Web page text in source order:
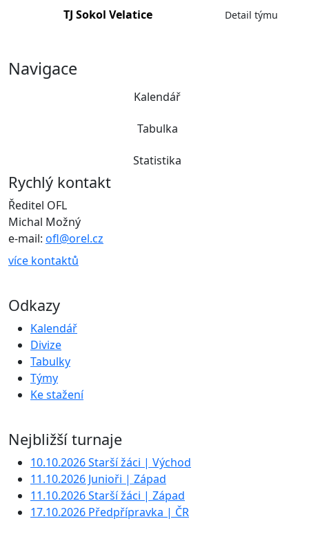
TJ Sokol Velatice Detail týmu
Navigace
Kalendář
Tabulka
Statistika
Rychlý kontakt
Ředitel OFL
Michal Možný
e-mail: ofl@orel.cz
více kontaktů
Odkazy
Kalendář
Divize
Tabulky
Týmy
Ke stažení
Nejbližší turnaje
10.10.2026 Starší žáci | Východ
11.10.2026 Junioři | Západ
11.10.2026 Starší žáci | Západ
17.10.2026 Předpřípravka | ČR